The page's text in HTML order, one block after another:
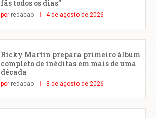
fãs todos os dias”
por redacao 4 de agosto de 2026
Ricky Martin prepara primeiro álbum
completo de inéditas em mais de uma
década
por redacao 3 de agosto de 2026